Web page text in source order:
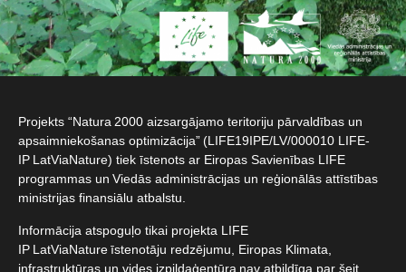
Projekts “Natura 2000 aizsargājamo teritoriju pārvaldības un
apsaimniekošanas optimizācija” (LIFE19IPE/LV/000010 LIFE-
IP LatViaNature) tiek īstenots ar Eiropas Savienības LIFE
programmas un Viedās administrācijas un reģionālās attīstības
ministrijas finansiālu atbalstu.​
Informācija atspoguļo tikai projekta LIFE
IP LatViaNature īstenotāju redzējumu, Eiropas Klimata,
infrastruktūras un vides izpildaģentūra nav atbildīga par šeit